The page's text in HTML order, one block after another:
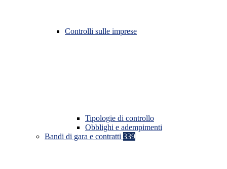
Controlli sulle imprese
Tipologie di controllo
Obblighi e adempimenti
Bandi di gara e contratti 339